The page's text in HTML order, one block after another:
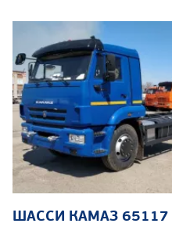
ШАССИ КАМАЗ 65117